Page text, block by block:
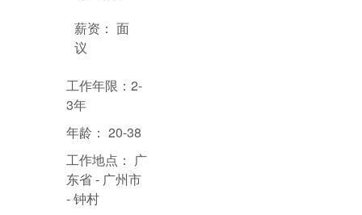
薪资： 面
议
工作年限：2-
3年
年龄： 20-38
工作地点： 广
东省 - 广州市
- 钟村